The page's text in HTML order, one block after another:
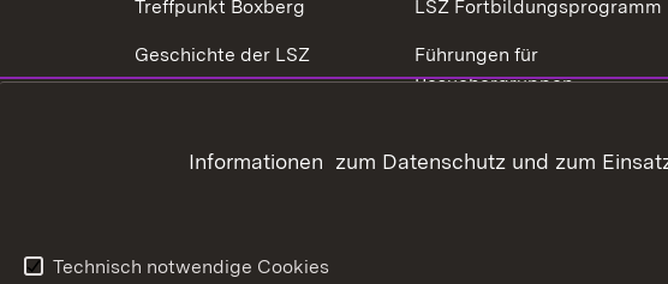
Treffpunkt Boxberg
Geschichte der LSZ
Kontakt
LSZ Fortbildungsprogramm
Führungen für
Besuchergruppen
Veranstaltung reservieren
Informationen zum Datenschutz und zum
Technisch notwendige Cookies